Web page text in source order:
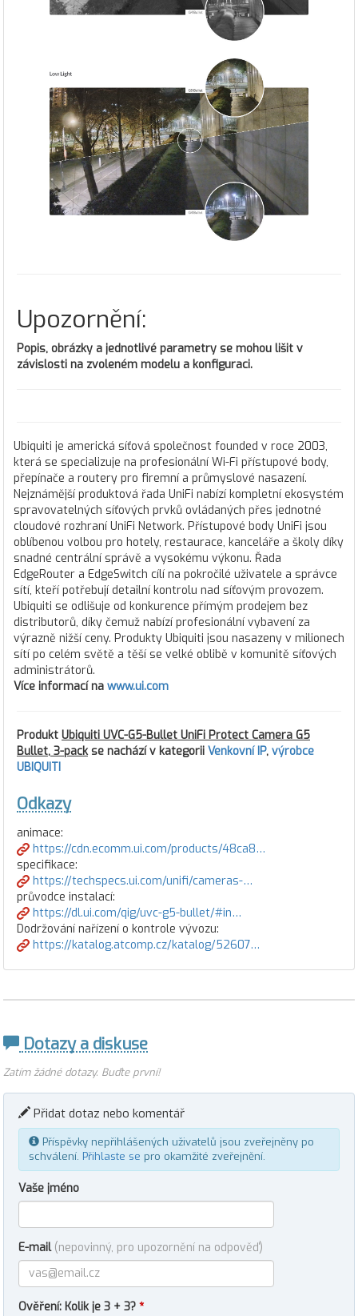
Upozornění:
Popis, obrázky a jednotlivé parametry se mohou lišit v
závislosti na zvoleném modelu a konfiguraci.
Ubiquiti je americká síťová společnost founded v roce 2003,
která se specializuje na profesionální Wi-Fi přístupové body,
přepínače a routery pro firemní a průmyslové nasazení.
Nejznámější produktová řada UniFi nabízí kompletní ekosystém
spravovatelných síťových prvků ovládaných přes jednotné
cloudové rozhraní UniFi Network. Přístupové body UniFi jsou
oblíbenou volbou pro hotely, restaurace, kanceláře a školy díky
snadné centrální správě a vysokému výkonu. Řada
EdgeRouter a EdgeSwitch cílí na pokročilé uživatele a správce
sítí, kteří potřebují detailní kontrolu nad síťovým provozem.
Ubiquiti se odlišuje od konkurence přímým prodejem bez
distributorů, díky čemuž nabízí profesionální vybavení za
výrazně nižší ceny. Produkty Ubiquiti jsou nasazeny v milionech
sítí po celém světě a těší se velké oblibě v komunitě síťových
administrátorů.
Více informací na www.ui.com
Produkt Ubiquiti UVC-G5-Bullet UniFi Protect Camera G5
Bullet, 3-packse nachází v kategorii Venkovní IP, výrobce
UBIQUITI
Odkazy
animace:
https://cdn.ecomm.ui.com/products/48ca8…
specifikace:
https://techspecs.ui.com/unifi/cameras-…
průvodce instalací:
https://dl.ui.com/qig/uvc-g5-bullet/#in…
Dodržování nařízení o kontrole vývozu:
https://katalog.atcomp.cz/katalog/52607…
Dotazy a diskuse
Zatím žádné dotazy. Buďte první!
Přidat dotaz nebo komentář
Příspěvky nepřihlášených uživatelů jsou zveřejněny po
schválení. Přihlaste se pro okamžité zveřejnění.
Vaše jméno
E-mail (nepovinný, pro upozornění na odpověď)
Ověření: Kolik je 3 + 3? *